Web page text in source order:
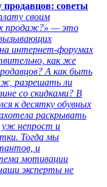
советы
своим
продаж?» — это
интернет-форумах
как же
А как быть
разрешать ли
со скидками? В
к десятку обувных
раскрывать
уж непрост и
Тогда мы
и
мотивации
эксперты не